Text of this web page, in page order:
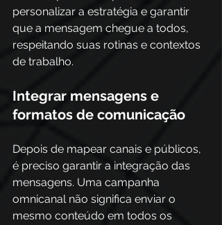
personalizar a estratégia e garantir
que a mensagem chegue a todos,
respeitando suas rotinas e contextos
de trabalho.
Integrar mensagens e
formatos de comunicação
Depois de mapear canais e públicos,
é preciso garantir a integração das
mensagens. Uma campanha
omnicanal não significa enviar o
mesmo conteúdo em todos os